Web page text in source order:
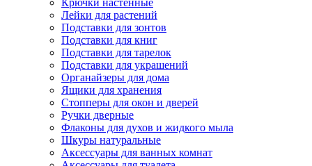
Крючки настенные
Лейки для растений
Подставки для зонтов
Подставки для книг
Подставки для тарелок
Подставки для украшений
Органайзеры для дома
Ящики для хранения
Стопперы для окон и дверей
Ручки дверные
Флаконы для духов и жидкого мыла
Шкуры натуральные
Аксессуары для ванных комнат